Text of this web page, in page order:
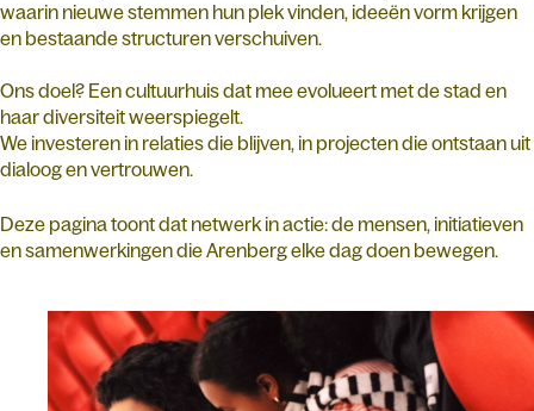
waarin nieuwe stemmen hun plek vinden, ideeën vorm krijgen
en bestaande structuren verschuiven.
Ons doel? Een cultuurhuis dat mee evolueert met de stad en
haar diversiteit weerspiegelt.
We investeren in relaties die blijven, in projecten die ontstaan uit
dialoog en vertrouwen.
Deze pagina toont dat netwerk in actie: de mensen, initiatieven
en samenwerkingen die Arenberg elke dag doen bewegen.